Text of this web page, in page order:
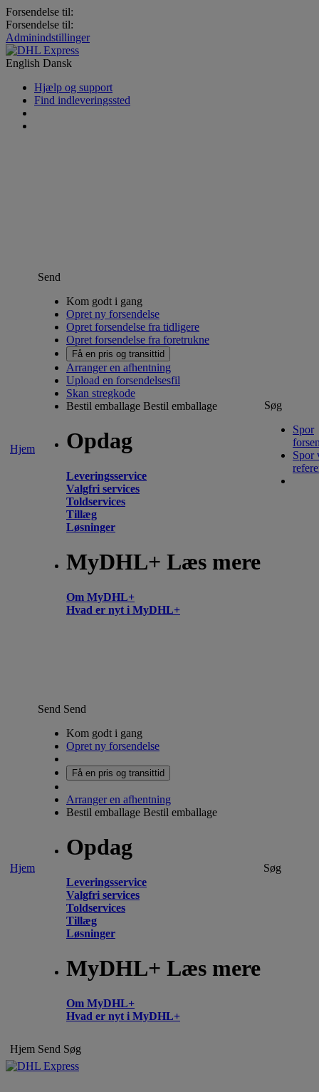
Forsendelse til:
Forsendelse til:
Adminindstillinger
English Dansk
Hjælp og support
Find indleveringssted
Hjem
Send
Kom godt i gang
Opret ny forsendelse
Opret forsendelse fra tidligere
Opret forsendelse fra foretrukne
Få en pris og transittid
Arranger en afhentning
Upload en forsendelsesfil
Skan stregkode
Bestil emballage Bestil emballage
Opdag
Leveringsservice
Valgfri services
Toldservices
Tillæg
Løsninger
MyDHL+ Læs mere
Om MyDHL+
Hvad er nyt i MyDHL+
Søg
Spor
Spor
Hjem
Send Send
Kom godt i gang
Opret ny forsendelse
Få en pris og transittid
Arranger en afhentning
Bestil emballage Bestil emballage
Opdag
Leveringsservice
Valgfri services
Toldservices
Tillæg
Løsninger
MyDHL+ Læs mere
Om MyDHL+
Hvad er nyt i MyDHL+
Søg
Hjem Send Søg